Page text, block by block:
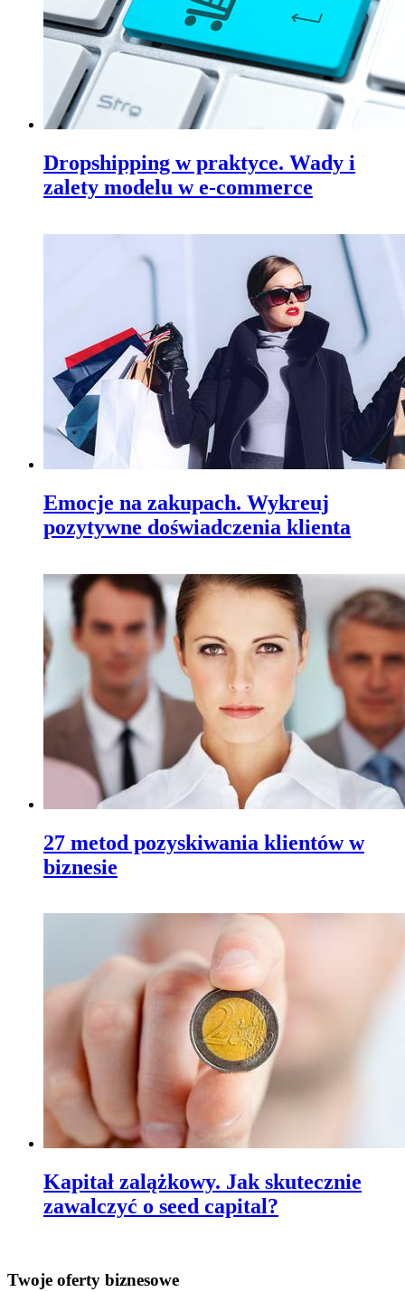
Dropshipping w praktyce. Wady i
zalety modelu w e-commerce
Emocje na zakupach. Wykreuj
pozytywne doświadczenia klienta
27 metod pozyskiwania klientów w
biznesie
Kapitał zalążkowy. Jak skutecznie
zawalczyć o seed capital?
Twoje oferty biznesowe